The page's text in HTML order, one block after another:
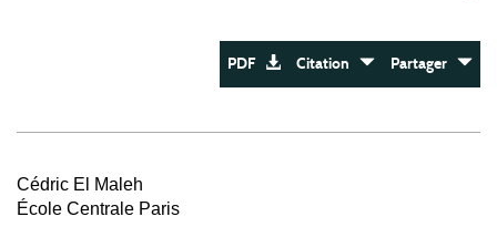
PDF Citation Partager
Cédric El Maleh
École Centrale Paris